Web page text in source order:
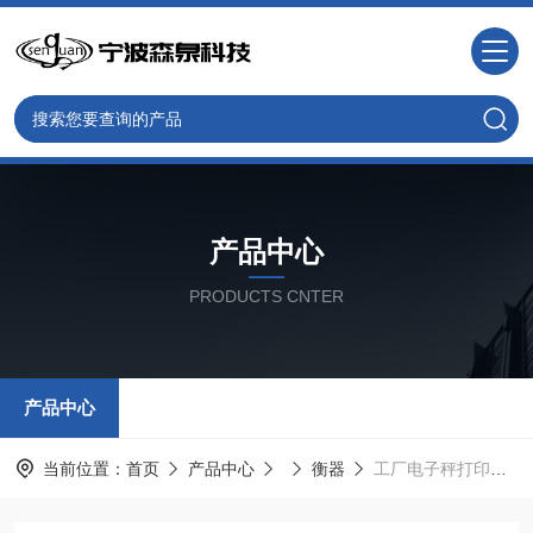
产品中心
PRODUCTS CNTER
产品中心
当前位置： 首页 产品中心 衡器 工厂电子秤打印重量 时间 二维码